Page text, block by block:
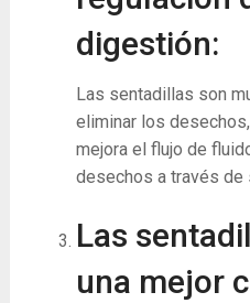
digestión:
Las sentadillas son
eliminar los
mejora el flujo de
desechos a través de
Las
una mejor